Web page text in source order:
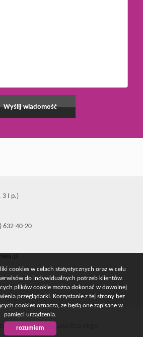
3 I p.)
632-40-20
nieruchomości
cookies w celach statystycznych oraz w celu
do indywidualnych potrzeb klientów.
plików cookie można dokonać w dowolnej
przeglądarki. Korzystanie z tej strony bez
cookies oznacza, że będą one zapisane w
pamięci urządzenia.
rozumiem